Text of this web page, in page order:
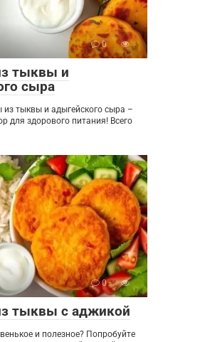
0
тыквы и
сыра
из тыквы и адыгейского сыра –
для здорового питания! Всего
0
тыквы с аджикой
и полезное? Попробуйте